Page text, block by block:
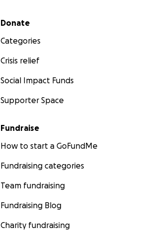
Secondary menu
Donate
Categories
Crisis relief
Social Impact Funds
Supporter Space
Fundraise
How to start a GoFundMe
Fundraising categories
Team fundraising
Fundraising Blog
Charity fundraising